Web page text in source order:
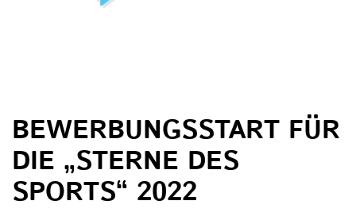
BEWERBUNGSSTART FÜR
DIE „STERNE DES
SPORTS“ 2022